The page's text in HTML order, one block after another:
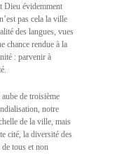
Dieu évidemment
pas cela la ville
des langues, vues
chance rendue à la
: parvenir à
de troisième
notre
de la ville, mais
cité, la diversité des
tous et non